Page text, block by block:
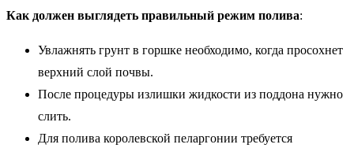
Как должен выглядеть правильный режим полива:
Увлажнять грунт в горшке необходимо, когда просохнет
верхний слой почвы.
После процедуры излишки жидкости из поддона нужно
слить.
Для полива королевской пеларгонии требуется